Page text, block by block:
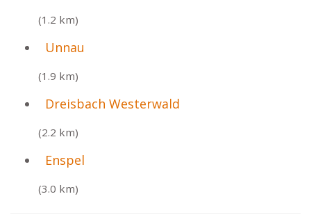
(1.2 km)
Unnau
(1.9 km)
Dreisbach Westerwald
(2.2 km)
Enspel
(3.0 km)